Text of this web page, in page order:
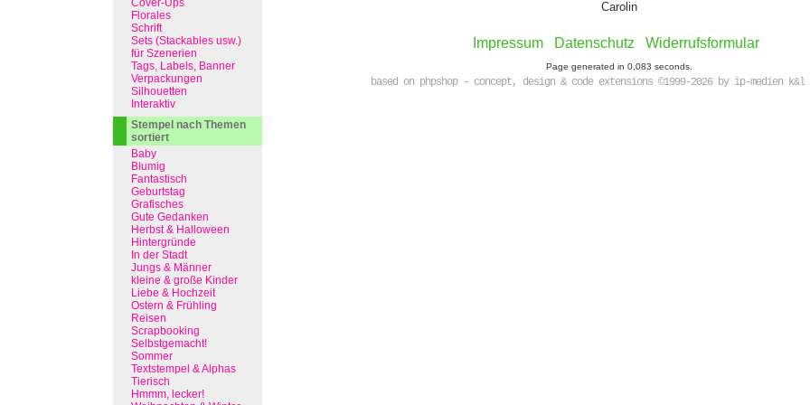
Carolin
Impressum Datenschutz Widerrufsformular
Page generated in 0,083 seconds.
based on phpshop - concept, design & code extensions ©1999-2026 by ip-medien
Cover-Ups
Florales
Schrift
Sets (Stackables usw.)
für Szenerien
Tags, Labels, Banner
Verpackungen
Silhouetten
Interaktiv
Stempel nach Themen
sortiert
Baby
Blumig
Fantastisch
Geburtstag
Grafisches
Gute Gedanken
Herbst & Halloween
Hintergründe
In der Stadt
Jungs & Männer
kleine & große Kinder
Liebe & Hochzeit
Ostern & Frühling
Reisen
Scrapbooking
Selbstgemacht!
Sommer
Textstempel & Alphas
Tierisch
Hmmm, lecker!